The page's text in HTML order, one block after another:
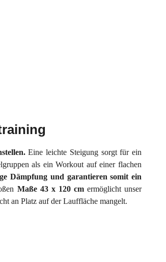
Eine leichte Steigung sorgt für ein
als ein Workout auf einer flachen
Dämpfung und garantieren somit ein
Maße 43 x 120 cmermöglicht unser
an Platz auf der Lauffläche mangelt.